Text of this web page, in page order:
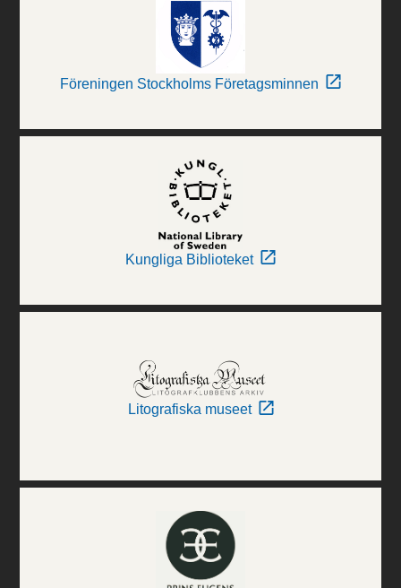
Föreningen Stockholms Företagsminnen
Kungliga Biblioteket
Litografiska museet